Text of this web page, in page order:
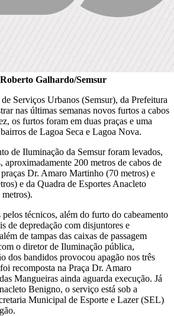
Galhardo/Semsur
Serviços Urbanos (Semsur), da Prefeitura
nas últimas semanas novos furtos a cabos
os furtos foram em duas praças e uma
de Lagoa Seca e Lagoa Nova.
de Iluminação da Semsur foram levados,
aproximadamente 200 metros de cabos de
Dr. Amaro Martinho (70 metros) e
e da Quadra de Esportes Anacleto
técnicos, além do furto do cabeamento
de depredação com disjuntores e
de tampas das caixas de passagem
o diretor de Iluminação pública,
dos bandidos provocou apagão nos três
recomposta na Praça Dr. Amaro
Mangueiras ainda aguarda execução. Já
Benigno, o serviço está sob a
Municipal de Esporte e Lazer (SEL)